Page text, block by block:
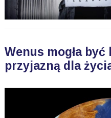
Wenus mogła
przyjazną dla